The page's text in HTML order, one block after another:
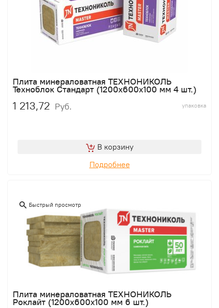
Плита минераловатная ТЕХНОНИКОЛЬ
Техноблок Стандарт (1200х600х100 мм 4 шт.)
1 213,72 Руб. упаковка
В корзину
Подробнее
Быстрый просмотр
Плита минераловатная ТЕХНОНИКОЛЬ
Роклайт (1200х600х100 мм 6 шт.)